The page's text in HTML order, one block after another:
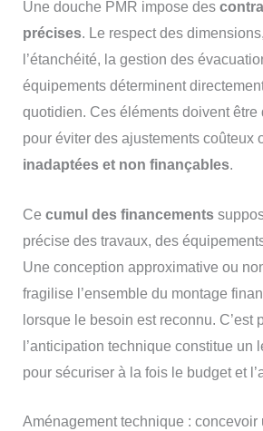
Une douche PMR impose des
précises. Le respect des
l’étanchéité, la gestion des
équipements déterminent
quotidien. Ces éléments doivent être
pour éviter des ajustements coûteux
inadaptées et non finançables.
Ce cumul des financements
précise des travaux, des
Une conception approximative ou
fragilise l’ensemble du montage
lorsque le besoin est reconnu. C’est
l’anticipation technique constitue un
pour sécuriser à la fois le budget et
Aménagement technique : concevoir